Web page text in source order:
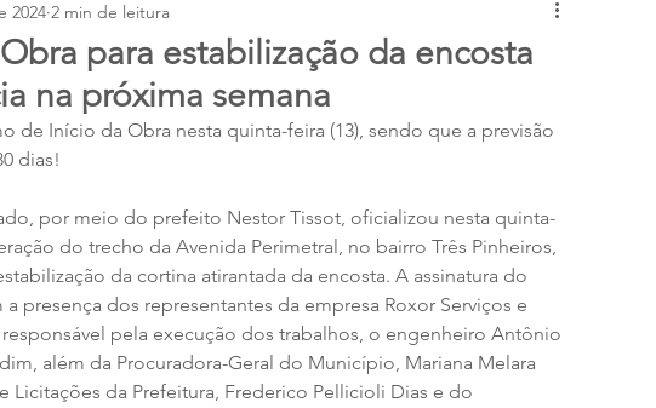
para estabilização da encosta
na próxima semana
2024 2 min de leitura
de Início da Obra nesta quinta-feira (13), sendo que a previsão
dias!
por meio do prefeito Nestor Tissot, oficializou nesta quinta-
do trecho da Avenida Perimetral, no bairro Três Pinheiros,
da cortina atirantada da encosta. A assinatura do
presença dos representantes da empresa Roxor Serviços e
pela execução dos trabalhos, o engenheiro Antônio
além da Procuradora-Geral do Município, Mariana Melara
Licitações da Prefeitura, Frederico Pellicioli Dias e do